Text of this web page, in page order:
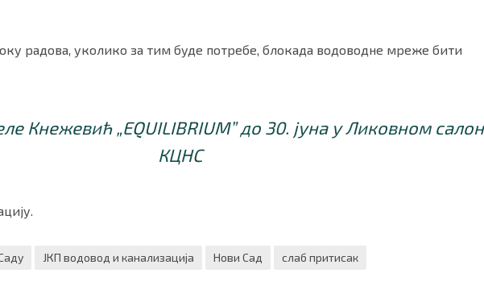
радова, уколико за тим буде потребе, блокада водоводне мреже бити
Кнежевић „EQUILIBRIUM” до 30. јуна у Ликовном
КЦНС
ЈКП водовод и канализација Нови Сад слаб притисак